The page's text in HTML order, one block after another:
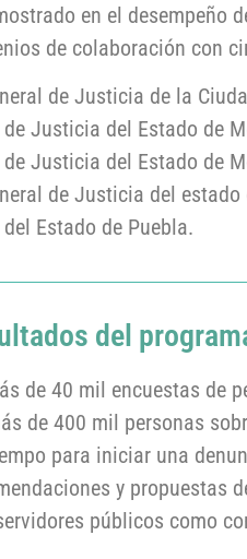
en el desempeño
de colaboración con
de Justicia de la
Justicia del Estado de
Justicia del Estado de
de Justicia del
Estado de Puebla.
del
de 40 mil encuestas de
de 400 mil personas
para iniciar una
y
públicos como